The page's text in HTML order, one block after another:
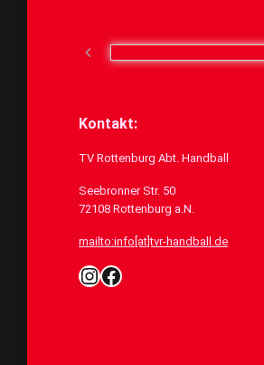
Kontakt:
TV Rottenburg Abt. Handball
Seebronner Str. 50
72108 Rottenburg a.N.
mailto:info[at]tvr-handball.de
InstagramFacebook